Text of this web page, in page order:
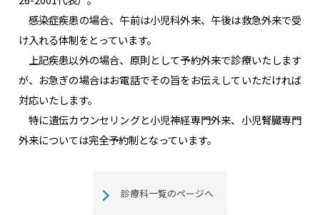
感染症疾患の場合、午前は小児科外来、午後は救急外来で受
け入れる体制をとっています。
上記疾患以外の場合、原則として予約外来で診療いたします
が、お急ぎの場合はお電話でその旨をお伝えしていただければ
対応いたします。
特に遺伝カウンセリングと小児神経専門外来、小児腎臓専門
外来については完全予約制となっています。
診療科一覧のページへ